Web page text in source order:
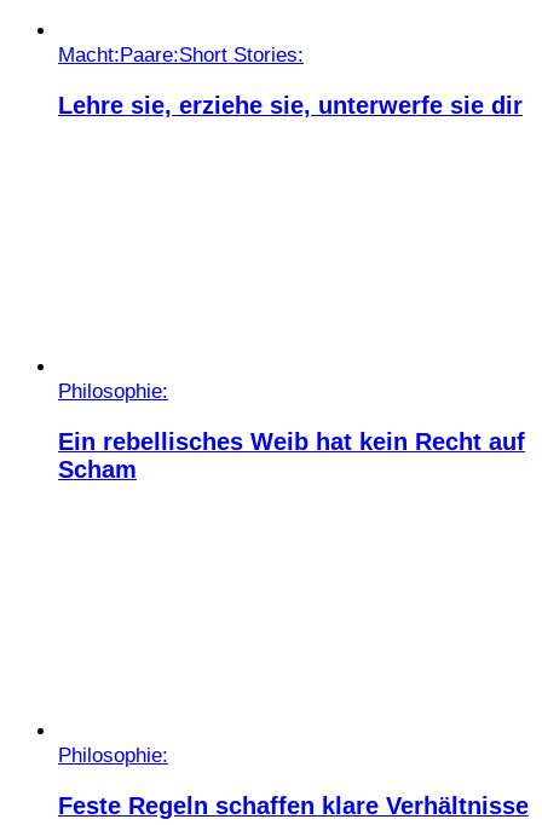
Macht: Paare:Short Stories:
Lehre sie, erziehe sie, unterwerfe sie dir
Philosophie:
Ein rebellisches Weib hat kein Recht auf
Scham
Philosophie:
Feste Regeln schaffen klare Verhältnisse